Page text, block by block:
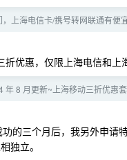
上海电信卡/携号转网联通有便
优惠，仅限上海电信和上
年 8 月更新~上海移动三折优惠
的三个月后，我另外申请特
独立。